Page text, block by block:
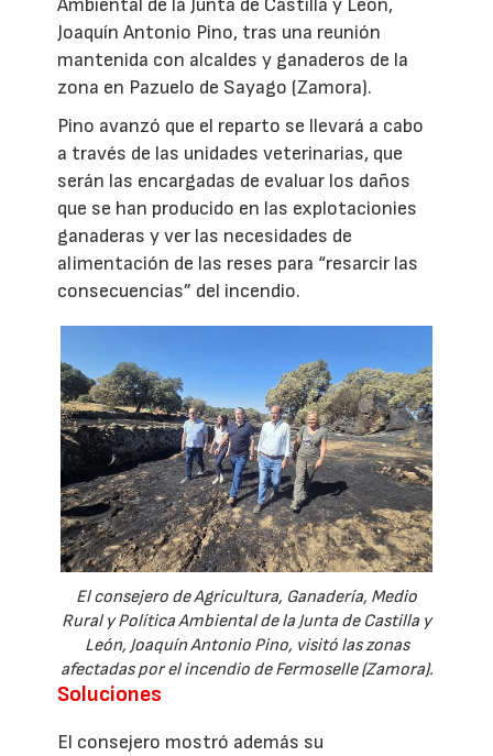
Joaquín Antonio Pino, tras una reunión
mantenida con alcaldes y ganaderos de la
zona en Pazuelo de Sayago (Zamora).
Pino avanzó que el reparto se llevará a cabo
a través de las unidades veterinarias, que
serán las encargadas de evaluar los daños
que se han producido en las explotacionies
ganaderas y ver las necesidades de
alimentación de las reses para “resarcir las
consecuencias” del incendio.
El consejero de Agricultura, Ganadería, Medio
Rural y Política Ambiental de la Junta de Castilla y
León, Joaquín Antonio Pino, visitó las zonas
afectadas por el incendio de Fermoselle (Zamora).
Soluciones
El consejero mostró además su